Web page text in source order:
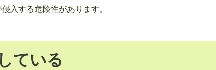
入する危険性があります。
ている